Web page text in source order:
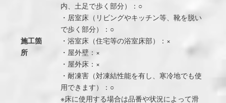
施工箇
所
内、土足で歩く部分）：○
・居室床（リビングやキッチン等、靴を脱い
で歩く部分）：○
・浴室床（住宅等の浴室床部）：×
・屋外壁：×
・屋外床：×
・耐凍害（対凍結性能を有し、寒冷地でも使
用できます）：○
※床に使用する場合は品番や状況によって滑